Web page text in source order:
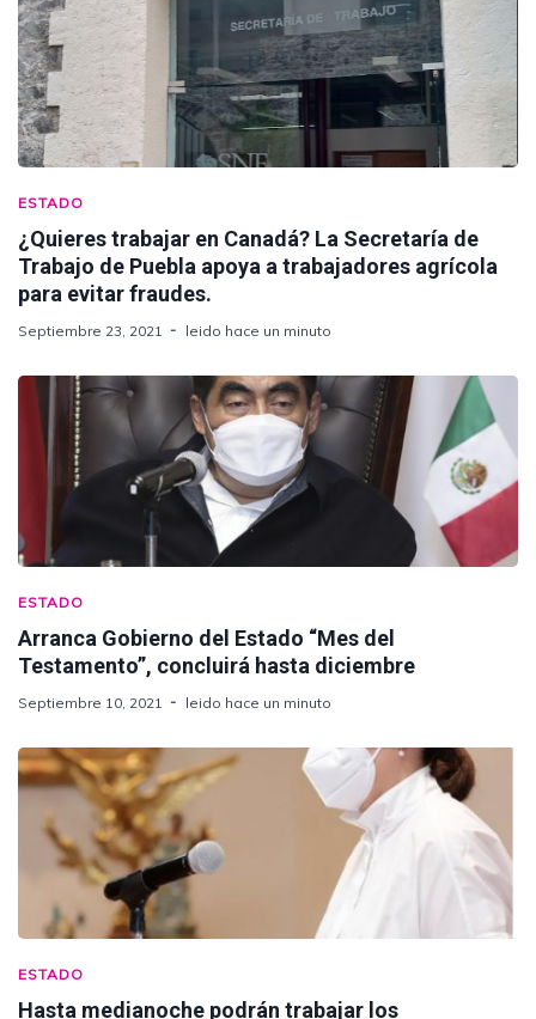
ESTADO
¿Quieres trabajar en Canadá? La Secretaría de
Trabajo de Puebla apoya a trabajadores agrícola
para evitar fraudes.
Septiembre 23, 2021 leido hace un minuto
ESTADO
Arranca Gobierno del Estado “Mes del
Testamento”, concluirá hasta diciembre
Septiembre 10, 2021 leido hace un minuto
ESTADO
Hasta medianoche podrán trabajar los